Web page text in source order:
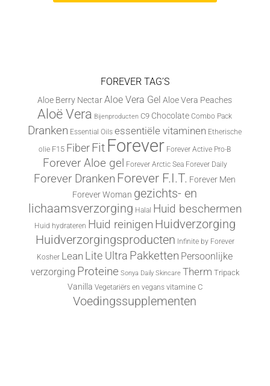
FOREVER TAG’S
Aloe Berry Nectar Aloe Vera Gel Aloe Vera Peaches
Aloë Vera Bijenproducten C9 Chocolate Combo Pack
Dranken Essential Oils essentiële vitaminen Etherische
olie F15 FiberFit Forever Forever Active Pro-B
Forever Aloe gel Forever Arctic Sea Forever Daily
Forever Dranken Forever F.I.T. Forever Men
Forever Woman gezichts- en
lichaamsverzorging Halal Huid beschermen
Huid hydrateren Huid reinigen Huidverzorging
Huidverzorgingsproducten Infinite by Forever
Kosher Lean Lite Ultra Pakketten Persoonlijke
verzorging Proteine Sonya Daily Skincare Therm Tripack
Vanilla Vegetariërs en vegans vitamine C
Voedingssupplementen